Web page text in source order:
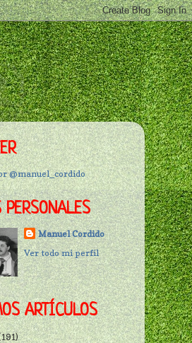
@manuel_cordido
PERSONALES
Manuel Cordido
Ver todo mi perfil
ARTÍCULOS